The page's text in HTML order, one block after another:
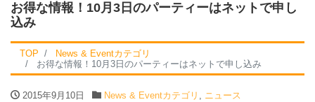
お得な情報！10月3日のパーティーはネットで申し
込み
TOP
News & Eventカテゴリ
お得な情報！10月3日のパーティーはネットで申し込み
2015年9月10日 News & Eventカテゴリ , ニュース